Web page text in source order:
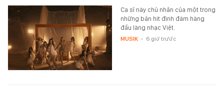
Ca sĩ này chủ nhân của một trong
những bản hit đình đám hàng
đầu làng nhạc Việt.
MUSIK - 6 giờ trước